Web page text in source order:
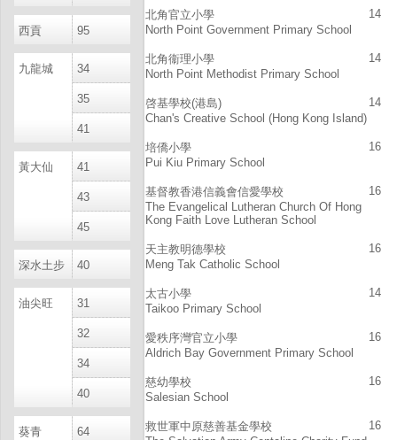
西貢 95
九龍城 34
35
41
黃大仙 41
43
45
深水土步 40
油尖旺 31
32
34
40
葵青 64
北角官立小學
North Point Government Primary School
14
北角衞理小學
North Point Methodist Primary School
14
啓基學校(港島)
Chan's Creative School (Hong Kong Island)
14
培僑小學
Pui Kiu Primary School
16
基督教香港信義會信愛學校
The Evangelical Lutheran Church Of Hong
Kong Faith Love Lutheran School
16
天主教明德學校
Meng Tak Catholic School
16
太古小學
Taikoo Primary School
14
愛秩序灣官立小學
Aldrich Bay Government Primary School
16
慈幼學校
Salesian School
16
救世軍中原慈善基金學校
16